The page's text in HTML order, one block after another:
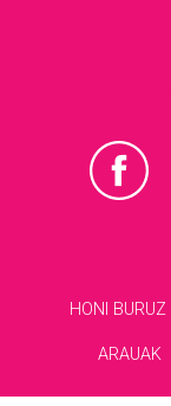
HONI BURUZ
ARAUAK